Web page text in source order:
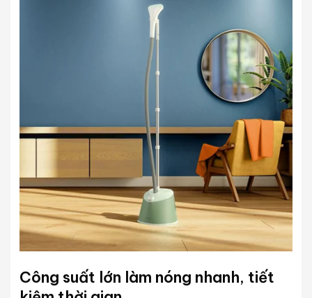
Công suất lớn làm nóng nhanh, tiết